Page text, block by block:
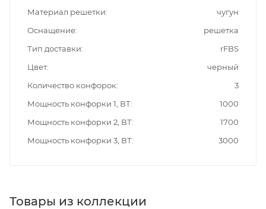
Материал решетки
чугун
Оснащение
решетка
Тип доставки
rFBS
Цвет
черный
Количество конфорок
3
Мощность конфорки 1, ВТ
1000
Мощность конфорки 2, ВТ
1700
Мощность конфорки 3, ВТ
3000
Товары из коллекции